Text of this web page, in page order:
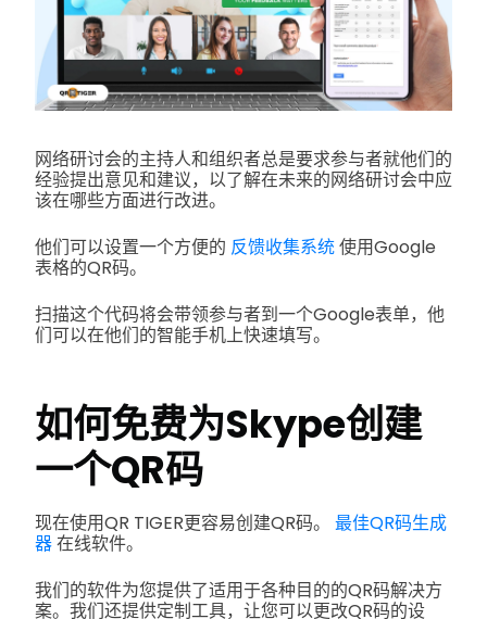
网络研讨会的主持人和组织者总是要求参与者就他们的
经验提出意见和建议，以了解在未来的网络研讨会中应
该在哪些方面进行改进。
他们可以设置一个方便的 反馈收集系统使用Google
表格的QR码。
扫描这个代码将会带领参与者到一个Google表单，他
们可以在他们的智能手机上快速填写。
如何免费为Skype创建
一个QR码
现在使用QR TIGER更容易创建QR码。 最佳QR码生成
器在线软件。
我们的软件为您提供了适用于各种目的的QR码解决方
案。我们还提供定制工具，让您可以更改QR码的设